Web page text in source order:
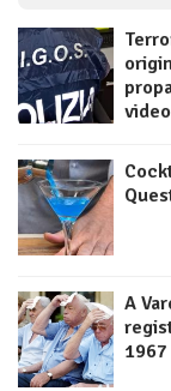
A
1967